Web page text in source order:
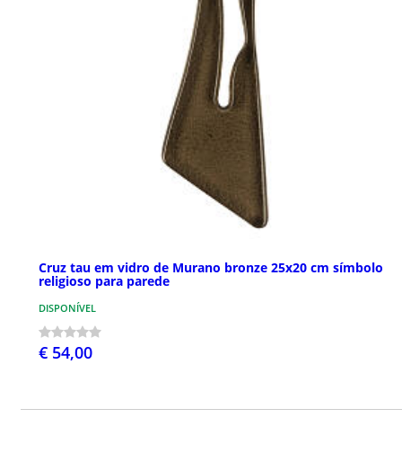
Cruz tau em vidro de Murano bronze 25x20 cm símbolo
religioso para parede
DISPONÍVEL
€ 54,00